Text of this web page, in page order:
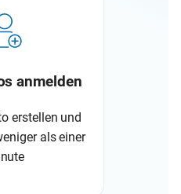
anmelden
erstellen und
als einer